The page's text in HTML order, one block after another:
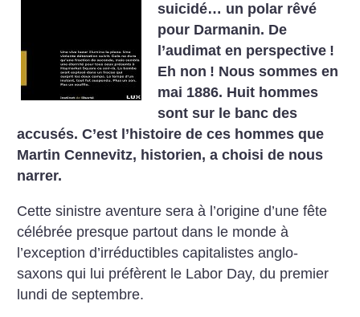
suicidé… un polar rêvé
pour Darmanin. De
l’audimat en perspective !
Eh non ! Nous sommes en
mai 1886. Huit hommes
sont sur le banc des
accusés. C’est l’histoire de ces hommes que
Martin Cennevitz, historien, a choisi de nous
narrer.
Cette sinistre aventure sera à l’origine d’une fête
célébrée presque partout dans le monde à
l’exception d’irréductibles capitalistes anglo-
saxons qui lui préfèrent le Labor Day, du premier
lundi de septembre.